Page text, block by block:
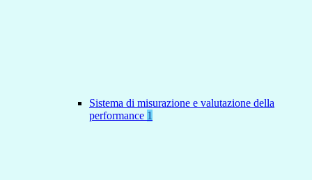
Sistema di misurazione e valutazione della
performance 1